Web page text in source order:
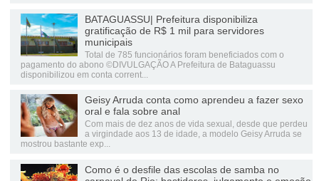
BATAGUASSU| Prefeitura disponibiliza
gratificação de R$ 1 mil para servidores
municipais
Total de 785 funcionários foram beneficiados com o
pagamento do abono ©DIVULGAÇÃO A Prefeitura de Bataguassu
disponibilizou em conta corrent...
Geisy Arruda conta como aprendeu a fazer sexo
oral e fala sobre anal
Com mais de dez anos de vida sexual, desde que perdeu
a virgindade aos 13 de idade, a modelo Geisy Arruda se
mostrou bastante exp...
Como é o desfile das escolas de samba no